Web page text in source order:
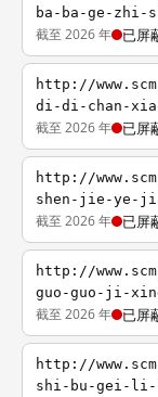
ba-ba-ge-zhi-
截至 2026 年 已屏
http://
di-di-chan-
截至 2026 年 已屏
http://
shen-jie-ye-
截至 2026 年 已屏
http://
guo-guo-ji-
截至 2026 年 已屏
http://
shi-bu-gei-li-